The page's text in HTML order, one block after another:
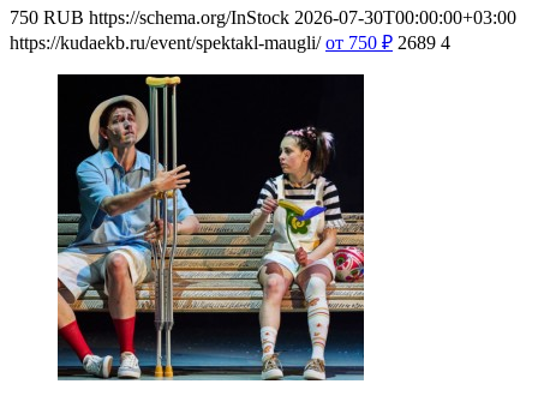
750 RUB https://schema.org/InStock 2026-07-30T00:00:00+03:00
https://kudaekb.ru/event/spektakl-maugli/ от 750 ₽ 2689 4